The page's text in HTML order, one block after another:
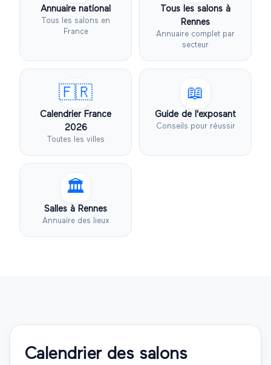
Annuaire national
Tous les salons en
France
Tous les salons à
Rennes
Annuaire complet par
secteur
🇫🇷
Calendrier France
2026
Toutes les villes
📖
Guide de l'exposant
Conseils pour réussir
🏛️
Salles à Rennes
Annuaire des lieux
Calendrier des salons